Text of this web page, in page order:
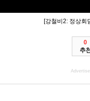
[강철비2: 정상회
0
추